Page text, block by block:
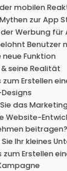
mobilen
zur App
der Werbung
Benutzer
neue Funktion
& seine Realität
zum Erstellen
das
Website-
beitragen?
Ihr kleines
zum Erstellen